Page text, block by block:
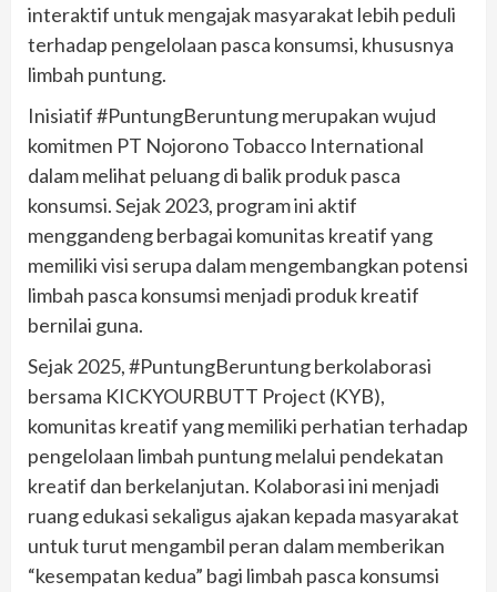
interaktif untuk mengajak masyarakat lebih peduli
terhadap pengelolaan pasca konsumsi, khususnya
limbah puntung.
Inisiatif #PuntungBeruntung merupakan wujud
komitmen PT Nojorono Tobacco International
dalam melihat peluang di balik produk pasca
konsumsi. Sejak 2023, program ini aktif
menggandeng berbagai komunitas kreatif yang
memiliki visi serupa dalam mengembangkan potensi
limbah pasca konsumsi menjadi produk kreatif
bernilai guna.
Sejak 2025, #PuntungBeruntung berkolaborasi
bersama KICKYOURBUTT Project (KYB),
komunitas kreatif yang memiliki perhatian terhadap
pengelolaan limbah puntung melalui pendekatan
kreatif dan berkelanjutan. Kolaborasi ini menjadi
ruang edukasi sekaligus ajakan kepada masyarakat
untuk turut mengambil peran dalam memberikan
“kesempatan kedua” bagi limbah pasca konsumsi